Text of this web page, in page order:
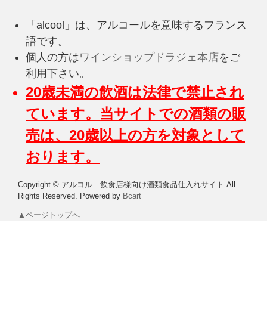
「alcool」は、アルコールを意味するフランス
語です。
個人の方はワインショップドラジェ本店をご
利用下さい。
20歳未満の飲酒は法律で禁止され
ています。当サイトでの酒類の販
売は、20歳以上の方を対象として
おります。
Copyright © アルコル 飲食店様向け酒類食品仕入れサイト All
Rights Reserved. Powered by Bcart
▲ページトップへ